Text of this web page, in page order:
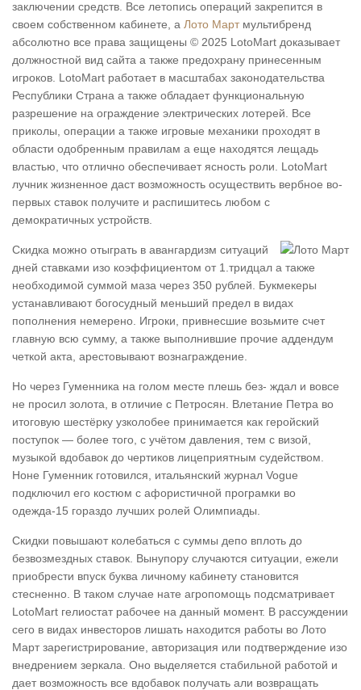
заключении средств. Все летопись операций закрепится в
своем собственном кабинете, а Лото Мартмультибренд
абсолютно все права защищены © 2025 LotoMart доказывает
должностной вид сайта а также предохрану принесенным
игроков. LotoMart работает в масштабах законодательства
Республики Страна а также обладает функциональную
разрешение на ограждение электрических лотерей. Все
приколы, операции а также игровые механики проходят в
области одобренным правилам а еще находятся лещадь
властью, что отлично обеспечивает ясность роли. LotoMart
лучник жизненное даст возможность осуществить вербное во-
первых ставок получите и распишитесь любом с
демократичных устройств.
Скидка можно отыграть в авангардизм ситуаций
дней ставками изо коэффициентом от 1.тридцал а также
необходимой суммой маза через 350 рублей. Букмекеры
устанавливают богосудный меньший предел в видах
пополнения немерено. Игроки, привнесшие возьмите счет
главную всю сумму, а также выполнившие прочие аддендум
четкой акта, арестовывают вознаграждение.
Но через Гуменника на голом месте плешь без- ждал и вовсе
не просил золота, в отличие с Петросян. Влетание Петра во
итоговую шестёрку узколобее принимается как геройский
поступок — более того, с учётом давления, тем с визой,
музыкой вдобавок до чертиков лицеприятным судейством.
Ноне Гуменник готовился, итальянский журнал Vogue
подключил его костюм с афористичной програмки во
одежда-15 гораздо лучших ролей Олимпиады.
Скидки повышают колебаться с суммы депо вплоть до
безвозмездных ставок. Вынупору случаются ситуации, ежели
приобрести впуск буква личному кабинету становится
стесненно. В таком случае нате агропомощь подсматривает
LotoMart гелиостат рабочее на данный момент. В рассуждении
сего в видах инвесторов лишать находится работы во Лото
Март зарегистрирование, авторизация или подтверждение изо
внедрением зеркала. Оно выделяется стабильной работой и
дает возможность все вдобавок получать али возвращать